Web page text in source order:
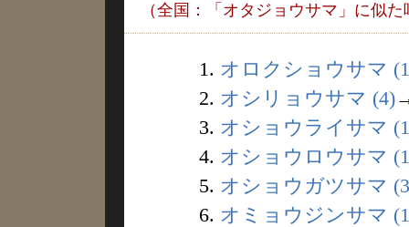
（全国：「オタジョウサマ」に似た
1. オロクショウサマ
2. オシリョウサマ (4)
3. オショウライサマ
4. オショウロウサマ
5. オショウガツサマ
6. オミョウジンサマ